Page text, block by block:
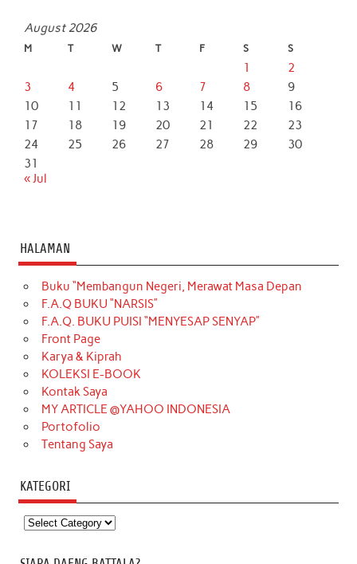
August 2026
M T W T F S S
1
2
3
4 5 6 7 8
9
10
11 12 13 14 15
16
17
18 19 20 21 22
23
24
25 26 27 28 29
30
31
« Jul
HALAMAN
Buku “Membangun Negeri, Merawat Masa Depan
F.A.Q BUKU “NARSIS”
F.A.Q. BUKU PUISI “MENYESAP SENYAP”
Front Page
Karya & Kiprah
KOLEKSI E-BOOK
Kontak Saya
MY ARTICLE @YAHOO INDONESIA
Portofolio
Tentang Saya
KATEGORI
Kategori